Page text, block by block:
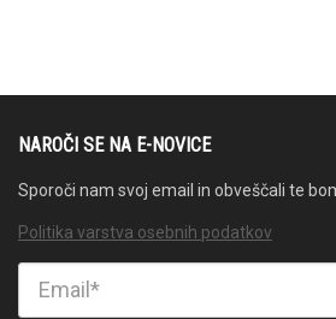
NAROČI SE NA E-NOVICE
Sporoči nam svoj email in obveščali te
Politika varstva osebnih podatkov